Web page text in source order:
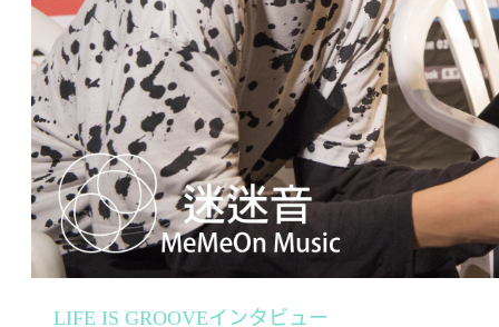
LIFE IS GROOVEインタビュー